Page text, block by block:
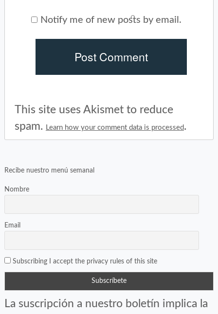
Notify me of new posts by email.
This site uses Akismet to reduce
spam.
Learn how your comment data is processed.
Recibe nuestro menú semanal
Nombre
Email
Subscribing I accept the privacy rules of this site
La suscripción a nuestro boletín implica la